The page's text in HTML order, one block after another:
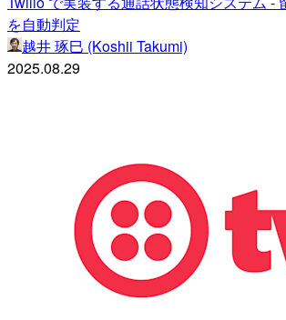
を自動判定
越井 琢巳 (Koshii Takumi)
2025.08.29